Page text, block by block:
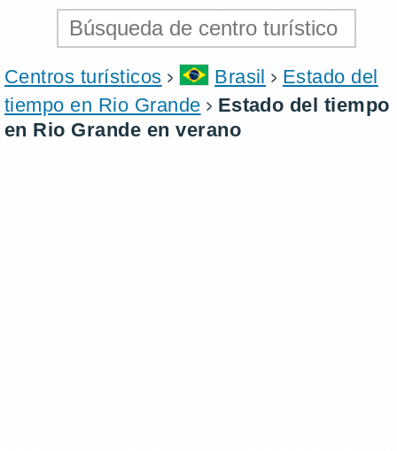
Centros turísticos Brasil
Estado del
tiempo en Rio Grande
Estado del tiempo
en Rio Grande en verano